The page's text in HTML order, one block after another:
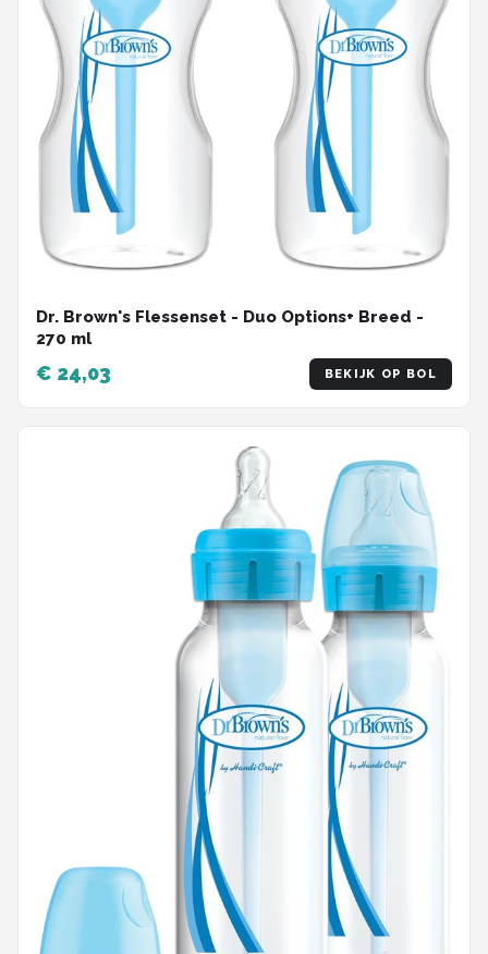
Dr. Brown's Flessenset - Duo Options+ Breed -
270 ml
€ 24,03 BEKIJK OP BOL